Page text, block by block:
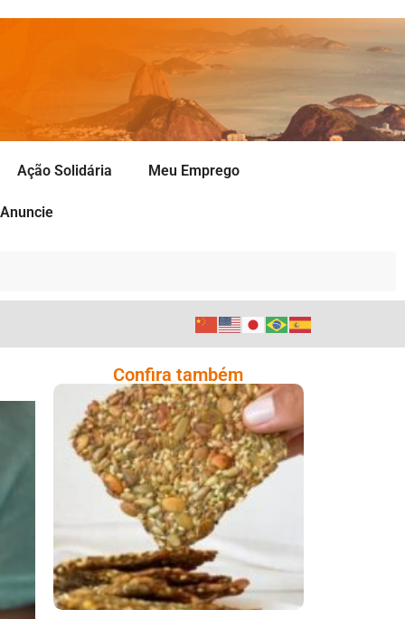
Ação Solidária Meu Emprego
Anuncie
Confira também
Comer Bem: Cracker
De Sementes